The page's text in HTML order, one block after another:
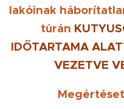
lakóinak
túrán
IDŐTARTAMA
VEZETVE